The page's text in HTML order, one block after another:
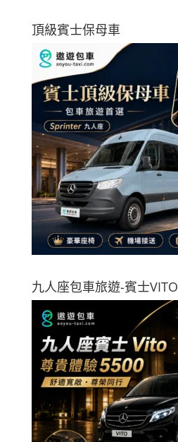
頂級賓士保母車
九人座包車旅遊-賓士VITO